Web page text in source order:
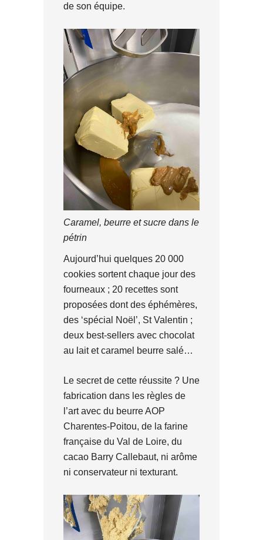
de son équipe.
Caramel, beurre et sucre dans le
pétrin
Aujourd’hui quelques 20 000
cookies sortent chaque jour des
fourneaux ; 20 recettes sont
proposées dont des éphémères,
des ‘spécial Noël’, St Valentin ;
deux best-sellers avec chocolat
au lait et caramel beurre salé…
Le secret de cette réussite ? Une
fabrication dans les règles de
l’art avec du beurre AOP
Charentes-Poitou, de la farine
française du Val de Loire, du
cacao Barry Callebaut, ni arôme
ni conservateur ni texturant.